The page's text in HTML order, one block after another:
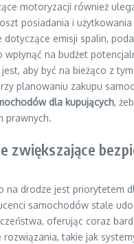
motoryzacji również
posiadania i
dotyczące emisji spalin,
wpłynąć na budżet
aby być na bieżąco z
planowaniu zakupu
dla kupujących,
prawnych.
zwiększające
na drodze jest priorytetem
samochodów stale
oferując coraz
rozwiązania, takie jak